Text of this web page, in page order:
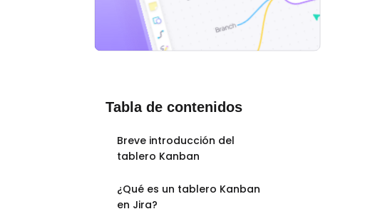
Tabla de contenidos
Breve introducción del
tablero Kanban
¿Qué es un tablero Kanban
en Jira?